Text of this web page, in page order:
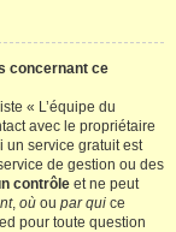
concernant ce
« L’équipe du
avec le propriétaire
un service gratuit est
de gestion ou des
contrôle et ne peut
, où ou par qui ce
pour toute question